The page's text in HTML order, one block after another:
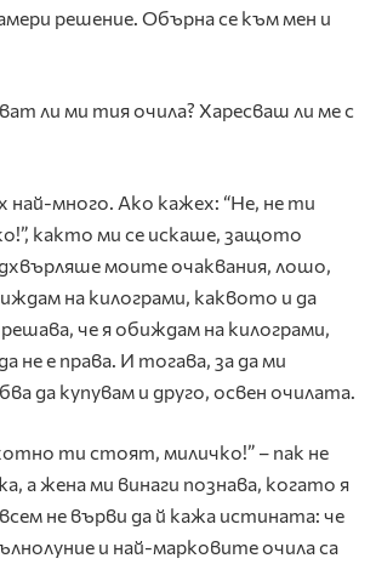
решение. Обърна се към мен и
ли ми тия очила? Харесваш ли ме с
много. Ако кажех: “Не, не ти
както ми се искаше, защото
моите очаквания, лошо,
на килограми, каквото и да
че я обиждам на килограми,
не е права. И тогава, за да ми
да купувам и друго, освен очилата.
ти стоят, миличко!” – пак не
а жена ми винаги познава, когато я
не върви да й кажа истината: че
и най-марковите очила са